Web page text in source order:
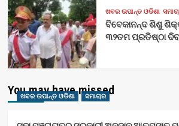
ଖବର ଉପାନ୍ତ ଓଡିଶା
ବିବେକାନନ୍ଦ ଶିଶୁ
୩୨ତମ ପ୍ରତିଷ୍ଠା
You may have missed
ଖବର ଉପାନ୍ତ ଓଡିଶା ସମାଚାର